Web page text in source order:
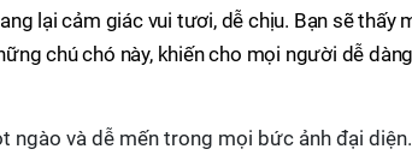
lại cảm giác vui tươi, dễ chịu. Bạn sẽ thấy
chú chó này, khiến cho mọi người dễ